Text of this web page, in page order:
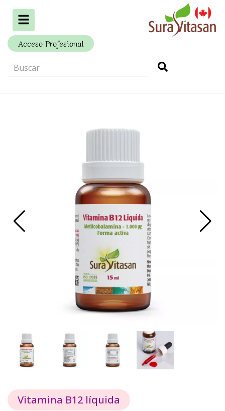
Alternar
navegación
Acceso Profesional
Vitamina B12 líquida